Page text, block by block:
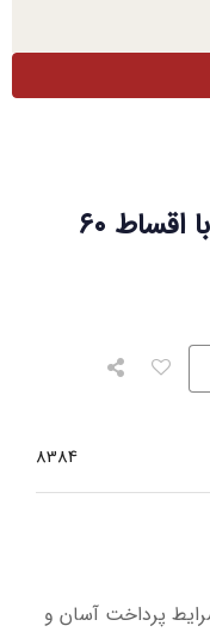
خرید خودرو بدون دغدغه با اقساط ۶۰
8384
پرداخت آسان و